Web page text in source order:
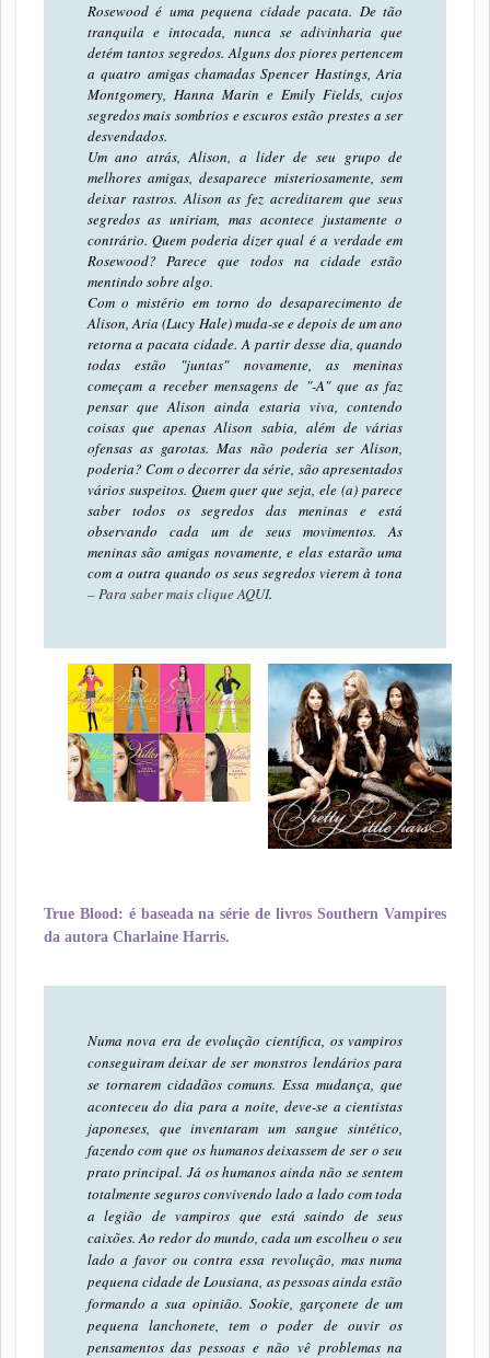
Rosewood é uma pequena cidade pacata. De tão
tranquila e intocada, nunca se adivinharia que
detém tantos segredos. Alguns dos piores pertencem
a quatro amigas chamadas Spencer Hastings, Aria
Montgomery, Hanna Marin e Emily Fields, cujos
segredos mais sombrios e escuros estão prestes a ser
desvendados.
Um ano atrás, Alison, a lider de seu grupo de
melhores amigas, desaparece misteriosamente, sem
deixar rastros. Alison as fez acreditarem que seus
segredos as uniriam, mas acontece justamente o
contrário. Quem poderia dizer qual é a verdade em
Rosewood? Parece que todos na cidade estão
mentindo sobre algo.
Com o mistério em torno do desaparecimento de
Alison, Aria (Lucy Hale) muda-se e depois de um ano
retorna a pacata cidade. A partir desse dia, quando
todas estão "juntas" novamente, as meninas
começam a receber mensagens de "-A" que as faz
pensar que Alison ainda estaria viva, contendo
coisas que apenas Alison sabia, além de várias
ofensas as garotas. Mas não poderia ser Alison,
poderia? Com o decorrer da série, são apresentados
vários suspeitos. Quem quer que seja, ele (a) parece
saber todos os segredos das meninas e está
observando cada um de seus movimentos. As
meninas são amigas novamente, e elas estarão uma
com a outra quando os seus segredos vierem à tona
– Para saber mais clique AQUI.
True Blood: é baseada na série de livros Southern Vampires
da autora Charlaine Harris.
Numa nova era de evolução científica, os vampiros
conseguiram deixar de ser monstros lendários para
se tornarem cidadãos comuns. Essa mudança, que
aconteceu do dia para a noite, deve-se a cientistas
japoneses, que inventaram um sangue sintético,
fazendo com que os humanos deixassem de ser o seu
prato principal. Já os humanos ainda não se sentem
totalmente seguros convivendo lado a lado com toda
a legião de vampiros que está saindo de seus
caixões. Ao redor do mundo, cada um escolheu o seu
lado a favor ou contra essa revolução, mas numa
pequena cidade de Lousiana, as pessoas ainda estão
formando a sua opinião. Sookie, garçonete de um
pequena lanchonete, tem o poder de ouvir os
pensamentos das pessoas e não vê problemas na